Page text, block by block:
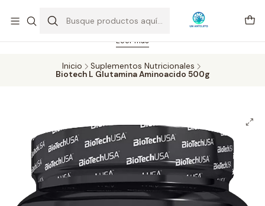
Feriado 21-05-2026 atención hasta las 14 hrs. Envío GRATIS mismo
día solo área Metropolitana Santiago por compras desde CLP 39.900.
Pedidos hasta 16 hrs., sábados y domingos hasta 14 hrs.
Leer más
Inicio
Suplementos Nutricionales
Biotech L Glutamina Aminoacido 500g